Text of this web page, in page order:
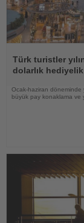
Oku
Türk turistler
dolarlık
Ocak-haziran döneminde
büyük pay konaklama ve